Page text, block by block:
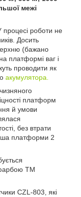
межі
процесі роботи не
Досить
(бажано
платформі ваг і
проводити як
акумулятора.
платформ
й умови
без втрати
платформи 2
ТМ
CZL-803, які